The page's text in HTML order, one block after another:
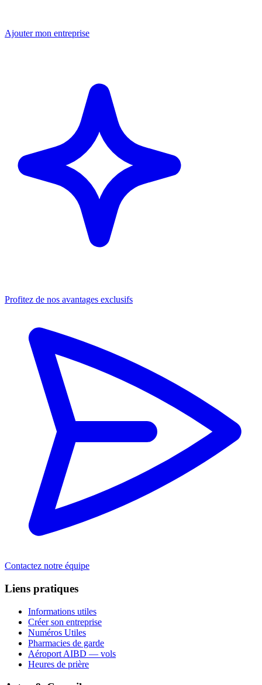
Ajouter mon entreprise
Profitez de nos avantages exclusifs
Contactez notre équipe
Liens pratiques
Informations utiles
Créer son entreprise
Numéros Utiles
Pharmacies de garde
Aéroport AIBD — vols
Heures de prière